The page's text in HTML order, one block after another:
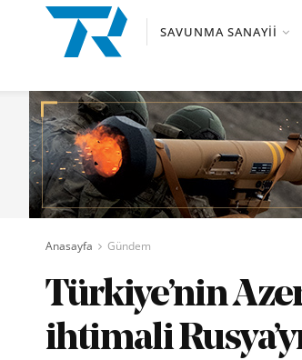
SAVUNMA SANAYII
Anasayfa Gündem
Türkiye’nin
ihtimali